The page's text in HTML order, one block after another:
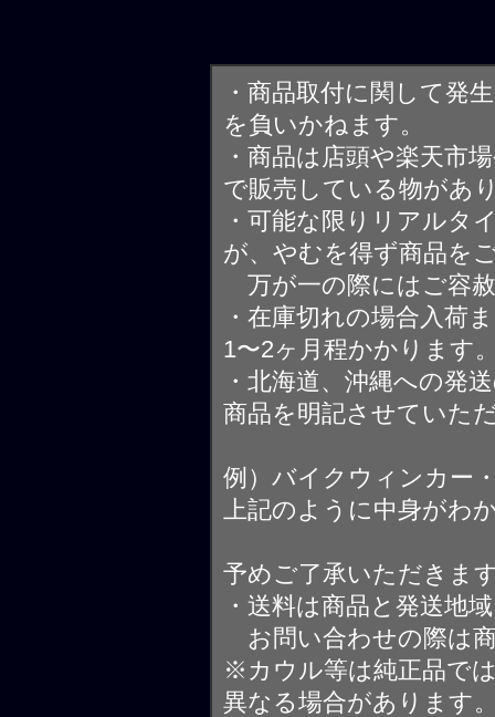
・商品取付に関して発
を負いかねます。
・商品は店頭や楽天市
で販売している物があ
・可能な限りリアルタ
が、やむを得ず商品を
万が一の際にはご容
・在庫切れの場合入荷
1〜2ヶ月程かかります
・北海道、沖縄への発
商品を明記させていた
例）バイクウィンカー
上記のように中身がわ
予めご了承いただきま
・送料は商品と発送地
お問い合わせの際は
※カウル等は純正品で
異なる場合があります